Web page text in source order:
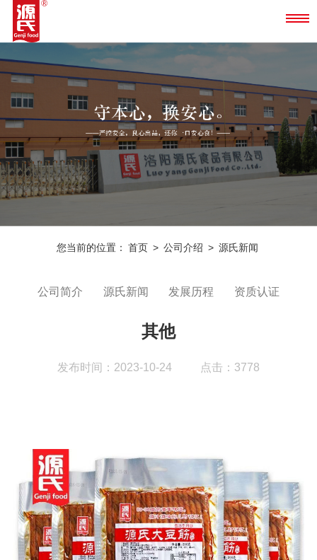
您当前的位置： 首页 > 公司介绍 > 源氏新闻
公司简介 源氏新闻 发展历程 资质认证
其他
发布时间：2023-10-24 点击：3778